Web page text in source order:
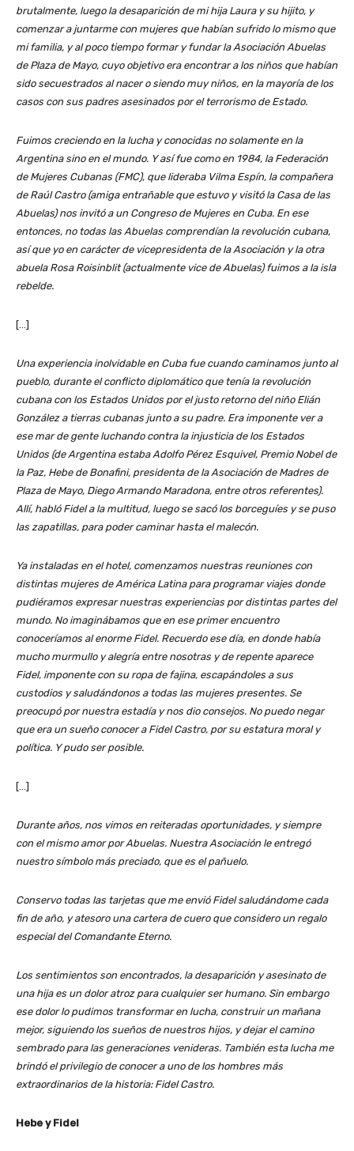
brutalmente, luego la desaparición de mi hija Laura y su hijito, y
comenzar a juntarme con mujeres que habían sufrido lo mismo que
mi familia, y al poco tiempo formar y fundar la Asociación Abuelas
de Plaza de Mayo, cuyo objetivo era encontrar a los niños que habían
sido secuestrados al nacer o siendo muy niños, en la mayoría de los
casos con sus padres asesinados por el terrorismo de Estado.
Fuimos creciendo en la lucha y conocidas no solamente en la
Argentina sino en el mundo. Y así fue como en 1984, la Federación
de Mujeres Cubanas (FMC), que lideraba Vilma Espín, la compañera
de Raúl Castro (amiga entrañable que estuvo y visitó la Casa de las
Abuelas) nos invitó a un Congreso de Mujeres en Cuba. En ese
entonces, no todas las Abuelas comprendían la revolución cubana,
así que yo en carácter de vicepresidenta de la Asociación y la otra
abuela Rosa Roisinblit (actualmente vice de Abuelas) fuimos a la isla
rebelde.
[…]
Una experiencia inolvidable en Cuba fue cuando caminamos junto al
pueblo, durante el conflicto diplomático que tenía la revolución
cubana con los Estados Unidos por el justo retorno del niño Elián
González a tierras cubanas junto a su padre. Era imponente ver a
ese mar de gente luchando contra la injusticia de los Estados
Unidos (de Argentina estaba Adolfo Pérez Esquivel, Premio Nobel de
la Paz, Hebe de Bonafini, presidenta de la Asociación de Madres de
Plaza de Mayo, Diego Armando Maradona, entre otros referentes).
Allí, habló Fidel a la multitud, luego se sacó los borceguíes y se puso
las zapatillas, para poder caminar hasta el malecón.
Ya instaladas en el hotel, comenzamos nuestras reuniones con
distintas mujeres de América Latina para programar viajes donde
pudiéramos expresar nuestras experiencias por distintas partes del
mundo. No imaginábamos que en ese primer encuentro
conoceríamos al enorme Fidel. Recuerdo ese día, en donde había
mucho murmullo y alegría entre nosotras y de repente aparece
Fidel, imponente con su ropa de fajina, escapándoles a sus
custodios y saludándonos a todas las mujeres presentes. Se
preocupó por nuestra estadía y nos dio consejos. No puedo negar
que era un sueño conocer a Fidel Castro, por su estatura moral y
política. Y pudo ser posible.
[…]
Durante años, nos vimos en reiteradas oportunidades, y siempre
con el mismo amor por Abuelas. Nuestra Asociación le entregó
nuestro símbolo más preciado, que es el pañuelo.
Conservo todas las tarjetas que me envió Fidel saludándome cada
fin de año, y atesoro una cartera de cuero que considero un regalo
especial del Comandante Eterno.
Los sentimientos son encontrados, la desaparición y asesinato de
una hija es un dolor atroz para cualquier ser humano. Sin embargo
ese dolor lo pudimos transformar en lucha, construir un mañana
mejor, siguiendo los sueños de nuestros hijos, y dejar el camino
sembrado para las generaciones venideras. También esta lucha me
brindó el privilegio de conocer a uno de los hombres más
extraordinarios de la historia: Fidel Castro.
Hebe y Fidel